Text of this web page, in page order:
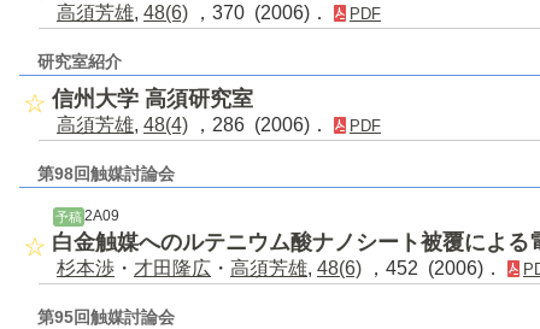
高須芳雄, 48(6) ，370 (2006)． PDF
研究室紹介
信州大学 高須研究室
高須芳雄, 48(4) ，286 (2006)． PDF
第98回触媒討論会
予稿2A09
白金触媒へのルテニウム酸ナノシート被覆による
杉本渉 ・ 才田隆広 ・ 高須芳雄, 48(6) ，452 (2006)．
第95回触媒討論会